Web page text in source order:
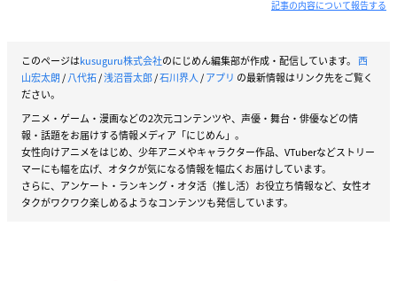
記事の内容について報告する
このページはkusuguru株式会社のにじめん編集部が作成・配信しています。 西
山宏太朗/八代拓/浅沼晋太郎/石川界人/アプリ の最新情報はリンク先をご覧く
ださい。
アニメ・ゲーム・漫画などの2次元コンテンツや、声優・舞台・俳優などの情
報・話題をお届けする情報メディア「にじめん」。
女性向けアニメをはじめ、少年アニメやキャラクター作品、VTuberなどストリー
マーにも幅を広げ、オタクが気になる情報を幅広くお届けしています。
さらに、アンケート・ランキング・オタ活（推し活）お役立ち情報など、女性オ
タクがワクワク楽しめるようなコンテンツも発信しています。